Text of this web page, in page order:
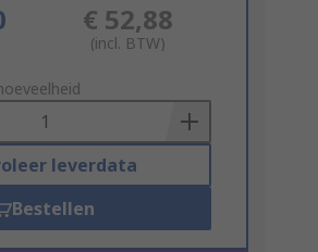
€ 52,88
(incl. BTW)
leverdata
Bestellen